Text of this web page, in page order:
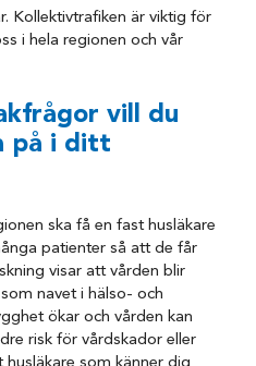
Kollektivtrafiken är viktig för
i hela regionen och vår
vill du
på i ditt
ska få en fast husläkare
patienter så att de får
visar att vården blir
navet i hälso- och
ökar och vården kan
risk för vårdskador eller